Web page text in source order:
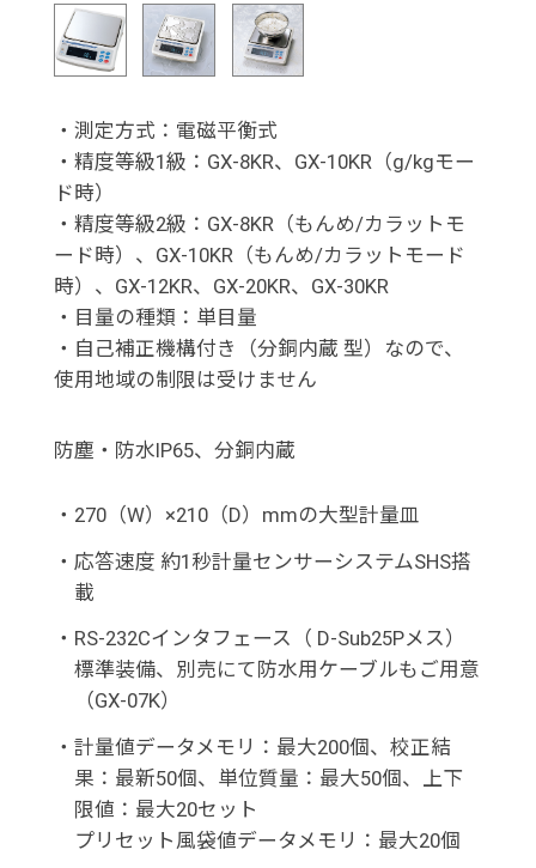
・測定方式：電磁平衡式
・精度等級1級：GX-8KR、GX-10KR（g/kgモー
ド時）
・精度等級2級：GX-8KR（もんめ/カラットモ
ード時）、GX-10KR（もんめ/カラットモード
時）、GX-12KR、GX-20KR、GX-30KR
・目量の種類：単目量
・自己補正機構付き（分銅内蔵 型）なので、
使用地域の制限は受けません
防塵・防水IP65、分銅内蔵
・ 270（W）×210（D）mmの大型計量皿
・ 応答速度 約1秒計量センサーシステムSHS搭
載
・ RS-232Cインタフェース（ D-Sub25Pメス）
標準装備、別売にて防水用ケーブルもご用意
（GX-07K）
・ 計量値データメモリ：最大200個、校正結
果：最新50個、単位質量：最大50個、上下
限値：最大20セット
プリセット風袋値データメモリ：最大20個